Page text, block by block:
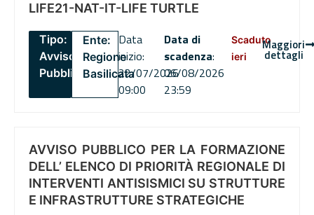
LIFE21-NAT-IT-LIFE TURTLE
Tipo:
Avviso
Pubblico
Ente:
Regione
Basilicata
Data
inizio:
22/07/2026
09:00
Data di
scadenza:
06/08/2026
23:59
Scaduto
ieri
Maggiori
dettagli
AVVISO PUBBLICO PER LA FORMAZIONE
DELL’ ELENCO DI PRIORITÀ REGIONALE DI
INTERVENTI ANTISISMICI SU STRUTTURE
E INFRASTRUTTURE STRATEGICHE